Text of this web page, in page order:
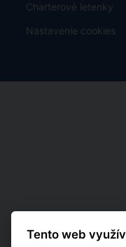
Charterové letenky
Nastavenie cookies
Tento web